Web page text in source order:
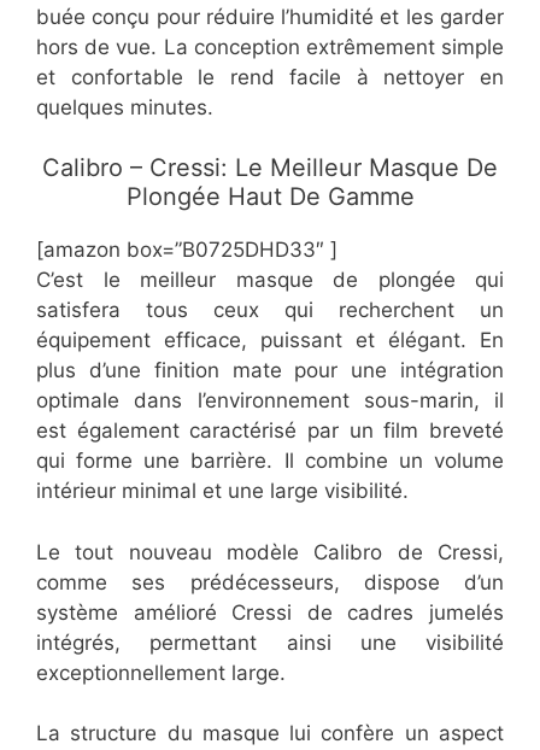
buée conçu pour réduire l’humidité et les garder
hors de vue. La conception extrêmement simple
et confortable le rend facile à nettoyer en
quelques minutes.
​Calibro – Cressi: Le Meilleur Masque De
Plongée Haut De Gamme
[amazon box=”​B0725DHD33″ ]
C’est le meilleur masque de plongée qui
satisfera tous ceux qui recherchent un
équipement efficace, puissant et élégant. En
plus d’une finition mate pour une intégration
optimale dans l’environnement sous-marin, il
est également caractérisé par un film breveté
qui forme une barrière. Il combine un volume
intérieur minimal et une large visibilité.
Le tout nouveau modèle Calibro de Cressi,
comme ses prédécesseurs, dispose d’un
système amélioré Cressi de cadres jumelés
intégrés, permettant ainsi une visibilité
exceptionnellement large.
La structure du masque lui confère un aspect